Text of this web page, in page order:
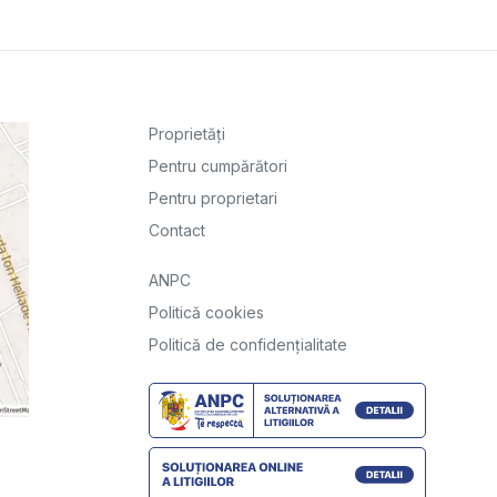
Proprietăți
Pentru cumpărători
Pentru proprietari
Contact
ANPC
Politică cookies
Politică de confidențialitate